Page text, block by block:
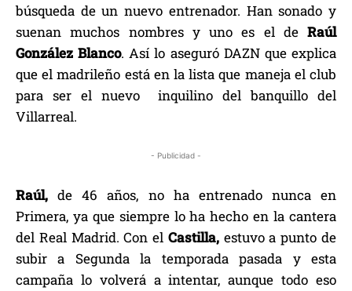
búsqueda de un nuevo entrenador. Han sonado y
suenan muchos nombres y uno es el de Raúl
González Blanco. Así lo aseguró DAZN que explica
que el madrileño está en la lista que maneja el club
para ser el nuevo inquilino del banquillo del
Villarreal.
- Publicidad -
Raúl,de 46 años, no ha entrenado nunca en
Primera, ya que siempre lo ha hecho en la cantera
del Real Madrid. Con el Castilla,estuvo a punto de
subir a Segunda la temporada pasada y esta
campaña lo volverá a intentar, aunque todo eso